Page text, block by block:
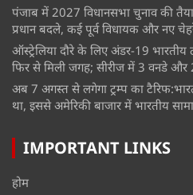
पंजाब में 2027 विधानसभा चुनाव की
प्रधान बदले, कई पूर्व विधायक और नए
ऑस्ट्रेलिया दौरे के लिए अंडर-19 भारतीय
फिर से मिली जगह; सीरीज में 3 वनडे
अब 7 अगस्त से लगेगा ट्रम्प का
था, इससे अमेरिकी बाजार में भारतीय
IMPORTANT LINKS
होम